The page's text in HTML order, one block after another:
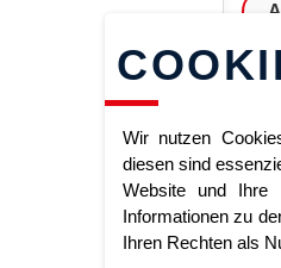
Wir nutzen
diesen sind
Website und Ihre
Informationen zu
Ihren Rechten als